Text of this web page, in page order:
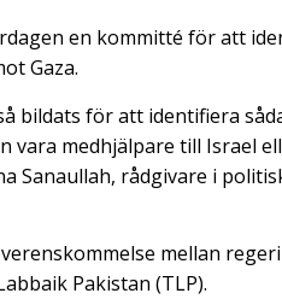
en kommitté för att
Gaza.
bildats för att identifiera
vara medhjälpare till Israel
Sanaullah, rådgivare i
mellan
Pakistan (TLP).